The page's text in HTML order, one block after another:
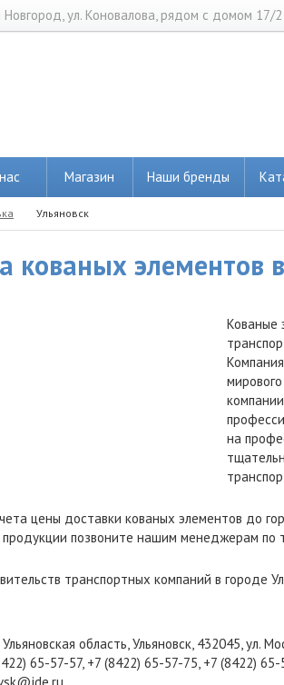
ул. Коновалова, рядом с домом 17/2
Магазин Наши бренды
Ульяновск
кованых элементов
Кованые
на
цены доставки кованых элементов до
продукции позвоните нашим менеджерам
транспортных компаний в городе
Ульяновская область,Ульяновск, 432045,ул.
65-57-57, +7 (8422) 65-57-75, +7 (8422)